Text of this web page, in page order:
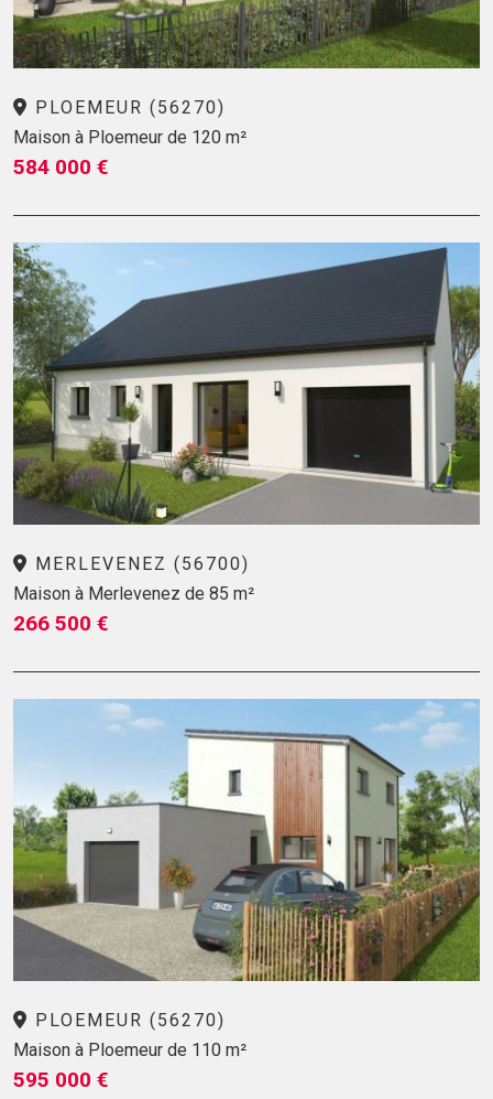
PLOEMEUR (56270)
Maison à Ploemeur de 120 m²
584 000 €
MERLEVENEZ (56700)
Maison à Merlevenez de 85 m²
266 500 €
PLOEMEUR (56270)
Maison à Ploemeur de 110 m²
595 000 €